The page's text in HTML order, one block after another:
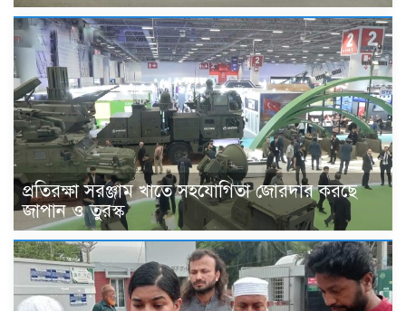
প্রতিরক্ষা সরঞ্জাম খাতে সহযোগিতা জোরদার করছে
জাপান ও তুরস্ক